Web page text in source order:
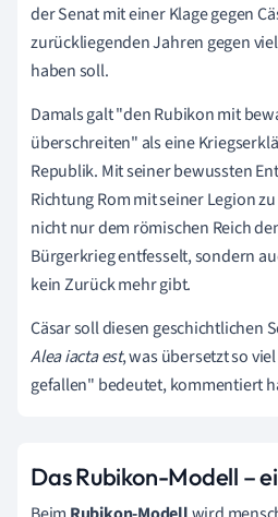
der Senat mit einer Klage gegen
zurückliegenden Jahren gegen
haben soll.
Damals galt "den Rubikon mit
überschreiten" als eine
Republik. Mit seiner bewussten
Richtung Rom mit seiner Legion
nicht nur dem römischen Reich
Bürgerkrieg entfesselt, sondern
kein Zurück mehr gibt.
Cäsar soll diesen geschichtlichen
Alea iacta est, was übersetzt so
gefallen" bedeutet, kommentiert
Das Rubikon-Modell –